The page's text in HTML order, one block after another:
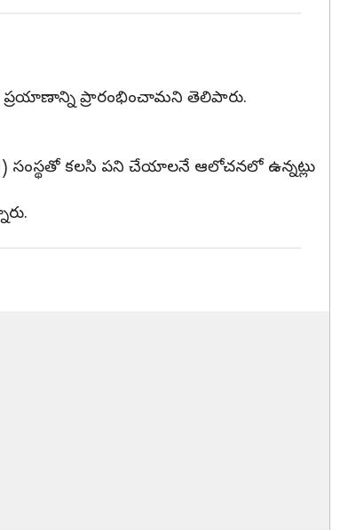
ప్రయాణాన్ని ప్రారంభించామని తెలిపారు.
సంస్థతో కలసి పని చేయాలనే ఆలోచనలో ఉన్నట్లు